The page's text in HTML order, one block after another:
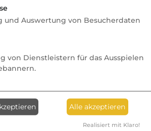
in Versicherungsschutz
Behandlung bei
aus Zeitwertkonten für eine
und Auswertung von Besucherdaten
von Dienstleistern für das Ausspielen
Alle akzeptieren
Realisiert mit Klaro!